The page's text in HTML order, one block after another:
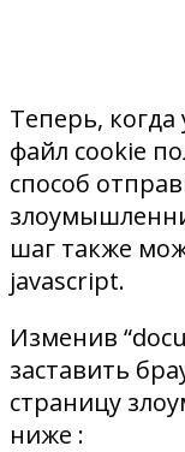
Теперь, когда
файл cookie
способ
шаг также
javascript.
Изменив
заставить
страницу
ниже :